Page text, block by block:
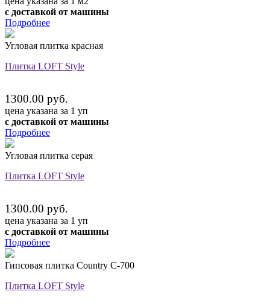
с доставкой от машины
Подробнее
Угловая плитка красная
Плитка LOFT Style
1300.00 руб.
цена указана за 1 уп
с доставкой от машины
Подробнее
Угловая плитка серая
Плитка LOFT Style
1300.00 руб.
цена указана за 1 уп
с доставкой от машины
Подробнее
Гипсовая плитка Country C-700
Плитка LOFT Style